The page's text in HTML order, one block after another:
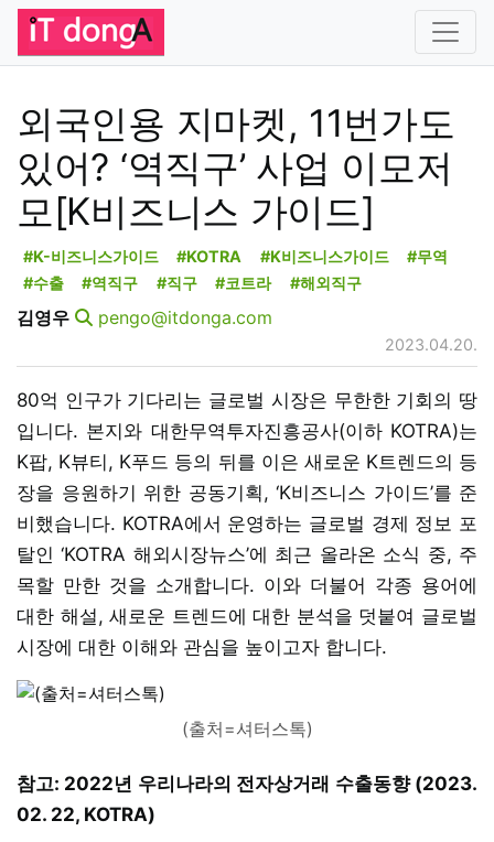
외국인용 지마켓, 11번가도
있어? ‘역직구’ 사업 이모저
모[K비즈니스 가이드]
#K-비즈니스가이드 #KOTRA #K비즈니스가이드
#무역
#수출
#역직구 #직구 #코트라 #해외직구
김영우 pengo@itdonga.com
2023.04.20.
80억 인구가 기다리는 글로벌 시장은 무한한 기회의 땅
입니다. 본지와 대한무역투자진흥공사(이하 KOTRA)는
K팝, K뷰티, K푸드 등의 뒤를 이은 새로운 K트렌드의 등
장을 응원하기 위한 공동기획, ‘K비즈니스 가이드’를 준
비했습니다. KOTRA에서 운영하는 글로벌 경제 정보 포
탈인 ‘KOTRA 해외시장뉴스’에 최근 올라온 소식 중, 주
목할 만한 것을 소개합니다. 이와 더불어 각종 용어에
대한 해설, 새로운 트렌드에 대한 분석을 덧붙여 글로벌
시장에 대한 이해와 관심을 높이고자 합니다.
(출처=셔터스톡)
참고: 2022년 우리나라의 전자상거래 수출동향 (2023.
02. 22, KOTRA)